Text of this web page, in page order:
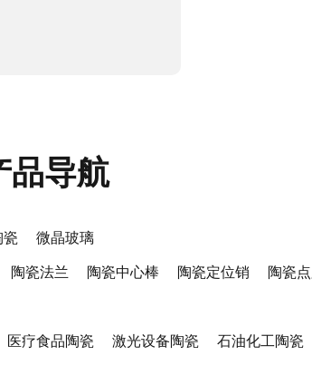
品导航
瓷 微晶玻璃
陶瓷法兰 陶瓷中心棒 陶瓷定位销 陶瓷
医疗食品陶瓷 激光设备陶瓷 石油化工陶瓷